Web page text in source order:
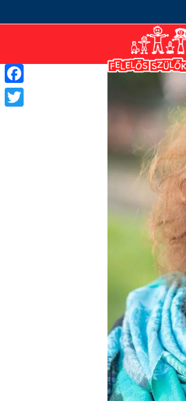
Facebook